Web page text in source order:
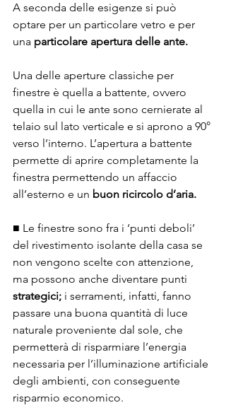
A seconda delle esigenze si può
optare per un particolare vetro e per
una particolare apertura delle ante.
Una delle aperture classiche per
finestre è quella a battente, ovvero
quella in cui le ante sono cernierate al
telaio sul lato verticale e si aprono a 90°
verso l’interno. L’apertura a battente
permette di aprire completamente la
finestra permettendo un affaccio
all’esterno e un buon ricircolo d’aria.
■ Le finestre sono fra i ‘punti deboli’
del rivestimento isolante della casa se
non vengono scelte con attenzione,
ma possono anche diventare punti
strategici; i serramenti, infatti, fanno
passare una buona quantità di luce
naturale proveniente dal sole, che
permetterà di risparmiare l’energia
necessaria per l’illuminazione artificiale
degli ambienti, con conseguente
risparmio economico.